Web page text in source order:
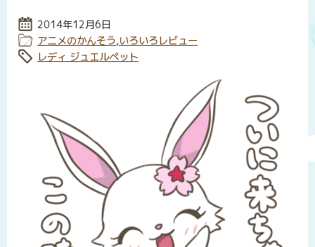
投稿日:
2014年12月6日
カテゴリー:
アニメのかんそう,いろいろレビュー
タグ:
レディ ジュエルペット